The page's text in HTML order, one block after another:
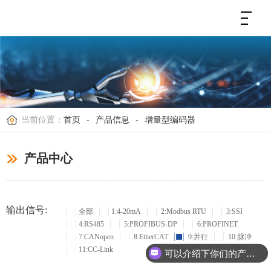
当前位置： 首页 - 产品信息 - 增量型编码器
产品中心
输出信号: 全部 1:4-20mA 2:Modbus RTU
3:SSI
4:RS485
5:PROFIBUS-DP
6:PROFINET
7:CANopen
8:EtherCAT 9:并行
10:脉冲
11:CC-Link
可以介绍下你们的产品么？